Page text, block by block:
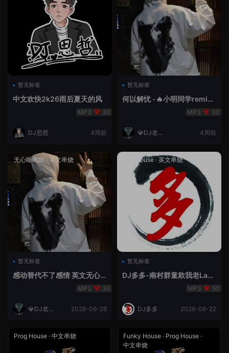
暂无标签
中文欢快2k26雨后夏天的风
30
DJ思哲 4周前
暂无标签
何以解忧 -🔥小明同学remix
30
💎DJ老王
4周前
无心睡眠鼓 ·英文串烧
暂无标签
感动替代不了感情 英文无心
睡眠睡-小明同学remix
30
💎DJ老王
2026-06-28
Lak House· 英文串烧
暂无标签
DJ多多-南村群童欺我老Lak
50
DJ多多 2026-06-22
Prog House · 中文串烧 Funky House · Prog House ·
中文串烧